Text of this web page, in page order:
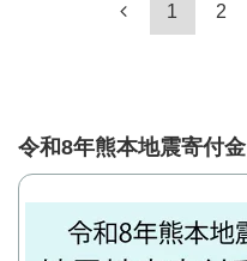
1 2
令和8年熊本地震寄付金